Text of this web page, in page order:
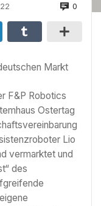
0
Markt
F&P Robotics
Ostertag
Lio
vermarktet und
des